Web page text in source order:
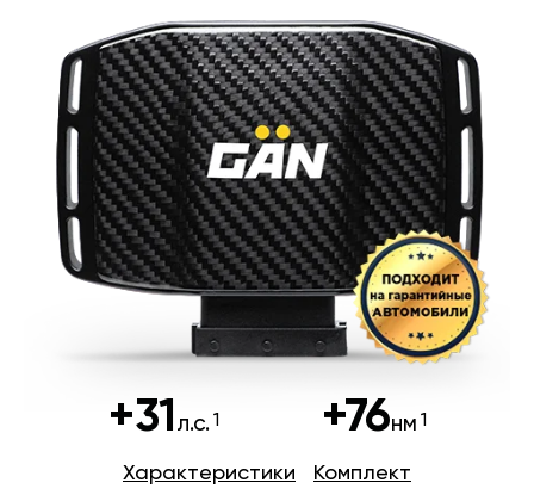
+31 л.с. +76нм
Характеристики Комплект